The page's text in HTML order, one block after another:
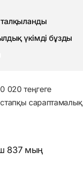
үкімді бұзды
020 теңгеге
сараптамалық
837 мың